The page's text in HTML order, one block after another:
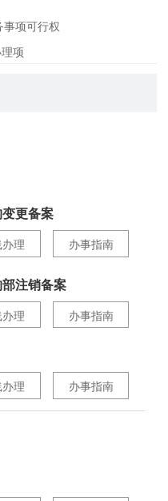
项可行权
项
更备案
办事指南
理
注销备案
办事指南
理
办事指南
理